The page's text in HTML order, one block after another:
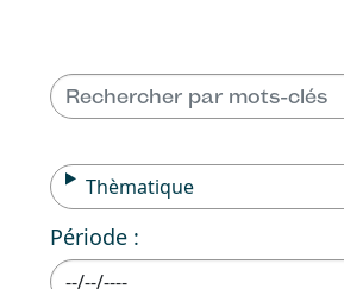
Thèmatique
Période :